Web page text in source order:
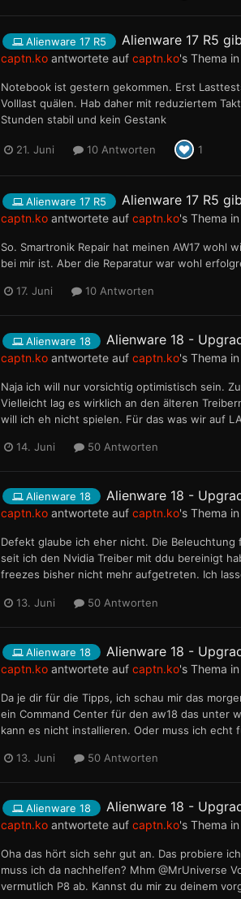
Alienware 17 R5 Alienware 17 R5
captn.ko antwortete aufcaptn.ko's Thema in
Notebook ist gestern gekommen. Erst
Volllast quälen. Hab daher mit reduziertem
Stunden stabil und kein Gestank
21. Juni 10 Antworten 1
Alienware 17 R5 Alienware 17 R5
captn.ko antwortete aufcaptn.ko's Thema in
So. Smartronik Repair hat meinen AW17
bei mir ist. Aber die Reparatur war wohl
17. Juni 10 Antworten
Alienware 18 Alienware 18 -
captn.ko antwortete aufcaptn.ko's Thema in
Naja ich will nur vorsichtig optimistisch sein.
Vielleicht lag es wirklich an den älteren
will ich eh nicht spielen. Für das was wir auf
14. Juni 50 Antworten
Alienware 18 Alienware 18 -
captn.ko antwortete aufcaptn.ko's Thema
Defekt glaube ich eher nicht. Die
seit ich den Nvidia Treiber mit ddu bereinigt
freezes bisher nicht mehr aufgetreten. Ich
13. Juni 50 Antworten
Alienware 18 Alienware 18 -
captn.ko antwortete aufcaptn.ko's Thema in
Da je dir für die Tipps, ich schau mir das
ein Command Center für den aw18 das unter
kann es nicht installieren. Oder muss ich echt
13. Juni 50 Antworten
Alienware 18 Alienware 18 -
captn.ko antwortete aufcaptn.ko's Thema in
Oha das hört sich sehr gut an. Das probiere
muss ich da nachhelfen? Mhm @MrUniverse
vermutlich P8 ab. Kannst du mir zu deinem